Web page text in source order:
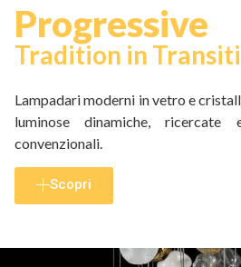
Progressive
Tradition in
Lampadari moderni in vetro e
luminose dinamiche,
convenzionali.
Scopri